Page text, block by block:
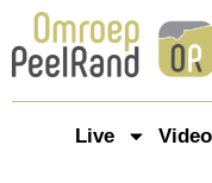
Live Video